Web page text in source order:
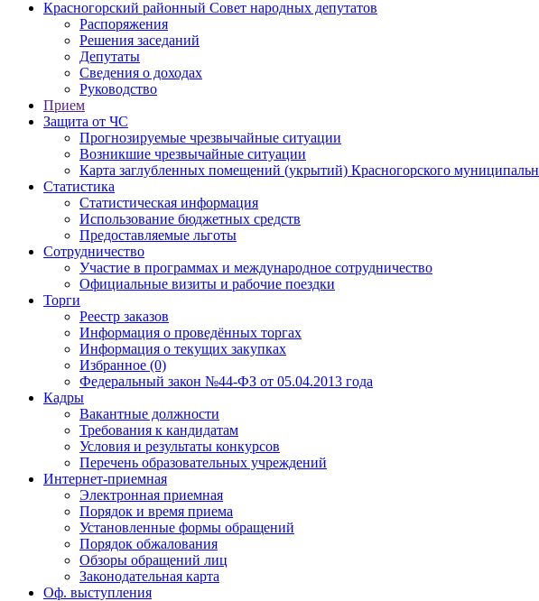
Красногорский районный Совет народных депутатов
Распоряжения
Решения заседаний
Депутаты
Сведения о доходах
Руководство
Прием
Защита от ЧС
Прогнозируемые чрезвычайные ситуации
Возникшие чрезвычайные ситуации
Карта заглубленных помещений (укрытий) Красногорского
Статистика
Статистическая информация
Использование бюджетных средств
Предоставляемые льготы
Сотрудничество
Участие в программах и международное сотрудничество
Официальные визиты и рабочие поездки
Торги
Реестр заказов
Информация о проведённых торгах
Информация о текущих закупках
Избранное (0)
Федеральный закон №44-ФЗ от 05.04.2013 года
Кадры
Вакантные должности
Требования к кандидатам
Условия и результаты конкурсов
Перечень образовательных учреждений
Интернет-приемная
Электронная приемная
Порядок и время приема
Установленные формы обращений
Порядок обжалования
Обзоры обращений лиц
Законодательная карта
Оф. выступления